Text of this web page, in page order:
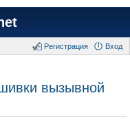
Вход
Регистрация
вызывной